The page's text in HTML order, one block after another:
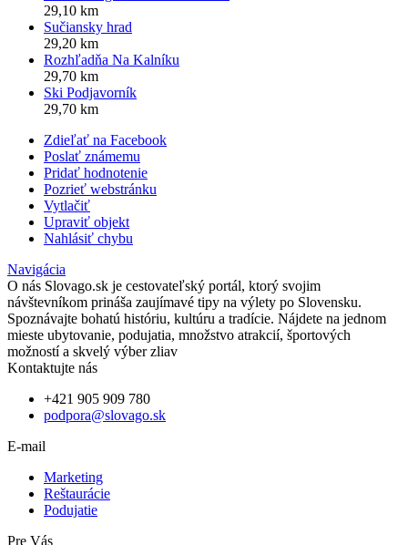
29,10 km
Sučiansky hrad
29,20 km
Rozhľadňa Na Kalníku
29,70 km
Ski Podjavorník
29,70 km
Zdieľať na Facebook
Poslať známemu
Pridať hodnotenie
Pozrieť webstránku
Vytlačiť
Upraviť objekt
Nahlásiť chybu
Navigácia
O nás Slovago.sk je cestovateľský portál, ktorý svojim
návštevníkom prináša zaujímavé tipy na výlety po Slovensku.
Spoznávajte bohatú históriu, kultúru a tradície. Nájdete na jednom
mieste ubytovanie, podujatia, množstvo atrakcií, športových
možností a skvelý výber zliav
Kontaktujte nás
+421 905 909 780
podpora@slovago.sk
E-mail
Marketing
Reštaurácie
Podujatie
Pre Vás